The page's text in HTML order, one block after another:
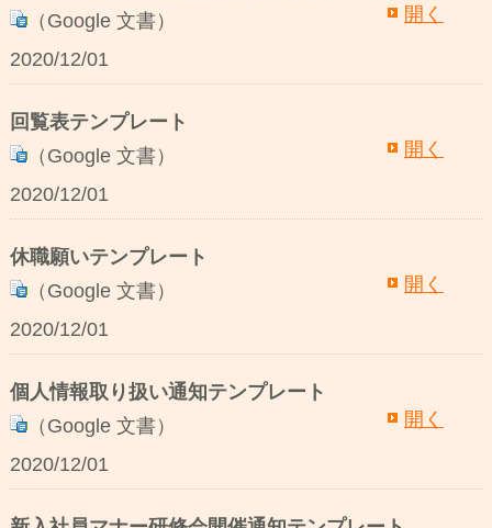
（Google 文書）
開く
2020/12/01
回覧表テンプレート
（Google 文書）
開く
2020/12/01
休職願いテンプレート
（Google 文書）
開く
2020/12/01
個人情報取り扱い通知テンプレート
（Google 文書）
開く
2020/12/01